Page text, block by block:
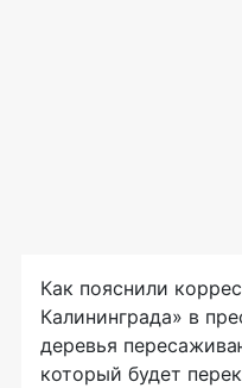
Как пояснили
Калининграда» в
деревья
который будет